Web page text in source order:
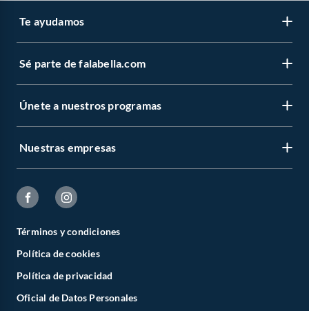
Te ayudamos
Sé parte de falabella.com
Únete a nuestros programas
Nuestras empresas
Términos y condiciones
Política de cookies
Política de privacidad
Oficial de Datos Personales